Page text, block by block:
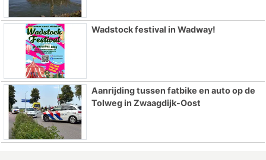
Wadstock festival in Wadway!
Aanrijding tussen fatbike en auto op de
Tolweg in Zwaagdijk-Oost